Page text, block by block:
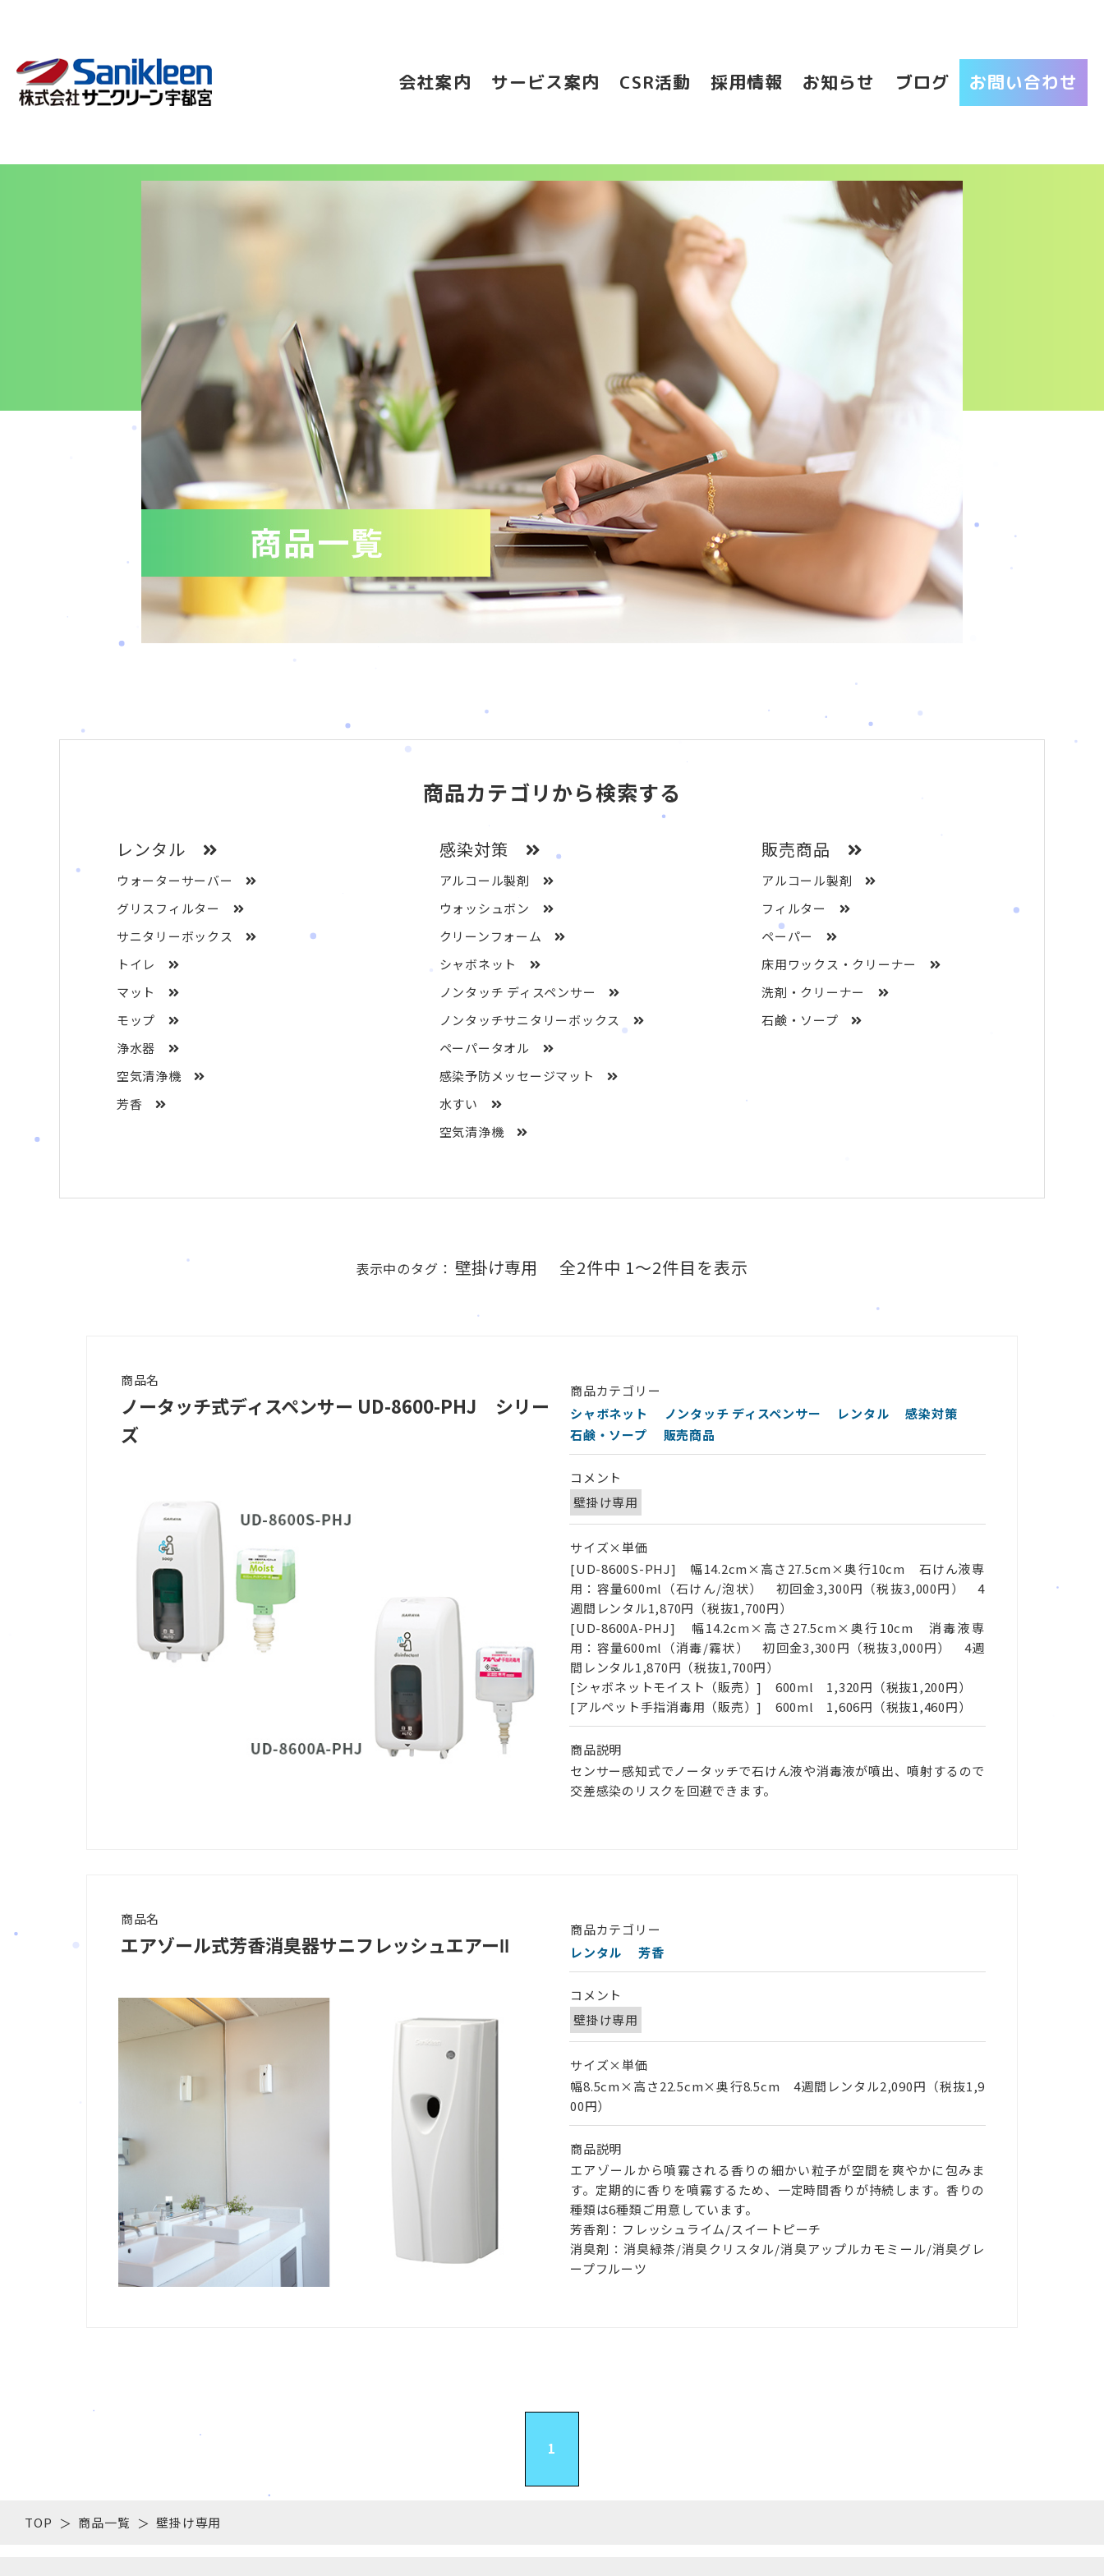
会社案内 サービス案内 CSR活動 採用情報 お知らせ ブログ お問い合わせ
商品カテゴリから検索する
レンタル
ウォーターサーバー
グリスフィルター
サニタリーボックス
トイレ
マット
モップ
浄水器
空気清浄機
芳香
感染対策
アルコール製剤
ウォッシュボン
クリーンフォーム
シャボネット
ノンタッチ ディスペンサー
ノンタッチサニタリーボックス
ペーパータオル
感染予防メッセージマット
水すい
空気清浄機
販売商品
アルコール製剤
フィルター
ペーパー
床用ワックス・クリーナー
洗剤・クリーナー
石鹸・ソープ
表示中のタグ： 壁掛け専用 全2件中 1〜2件目を表示
商品名
ノータッチ式ディスペンサー UD-8600-PHJ シリー
ズ
商品カテゴリー
シャボネット
ノンタッチ ディスペンサー レンタル
感染対策
石鹸・ソープ
販売商品
コメント
壁掛け専用
サイズ×単価
[UD-8600S-PHJ] 幅14.2cm×高さ27.5cm×奥行10cm 石けん液専
用：容量600ml（石けん/泡状） 初回金3,300円（税抜3,000円） 4
週間レンタル1,870円（税抜1,700円）
[UD-8600A-PHJ] 幅14.2cm×高さ27.5cm×奥行10cm 消毒液専
用：容量600ml（消毒/霧状） 初回金3,300円（税抜3,000円） 4週
間レンタル1,870円（税抜1,700円）
[シャボネットモイスト（販売）] 600ml 1,320円（税抜1,200円）
[アルペット手指消毒用（販売）] 600ml 1,606円（税抜1,460円）
商品説明
センサー感知式でノータッチで石けん液や消毒液が噴出、噴射するので
交差感染のリスクを回避できます。
商品名
エアゾール式芳香消臭器サニフレッシュエアーⅡ
商品カテゴリー
レンタル
芳香
コメント
壁掛け専用
サイズ×単価
幅8.5cm×高さ22.5cm×奥行8.5cm 4週間レンタル2,090円（税抜1,9
00円）
商品説明
エアゾールから噴霧される香りの細かい粒子が空間を爽やかに包みま
す。定期的に香りを噴霧するため、一定時間香りが持続します。香りの
種類は6種類ご用意しています。
芳香剤：フレッシュライム/スイートピーチ
消臭剤：消臭緑茶/消臭クリスタル/消臭アップルカモミール/消臭グレ
ープフルーツ
1
TOP 商品一覧 壁掛け専用